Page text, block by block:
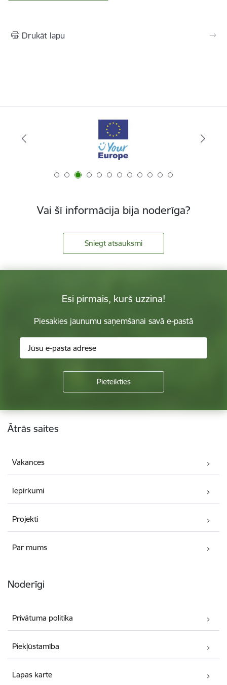
Drukāt lapu
Vai šī informācija bija noderīga?
Sniegt atsauksmi
Esi pirmais, kurš uzzina!
Piesakies jaunumu saņemšanai savā e-pastā
Kājene
Ātrās saites
Vakances
Iepirkumi
Projekti
Par mums
Noderīgi
Privātuma politika
Piekļūstamība
Lapas karte